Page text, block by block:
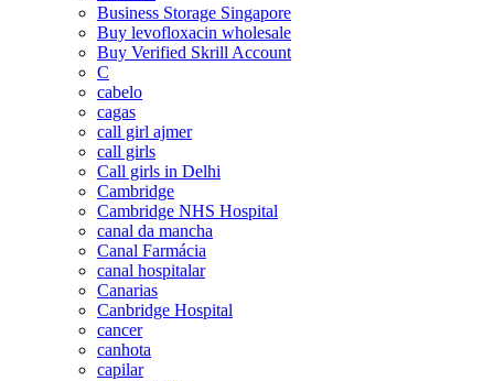
Business Storage Singapore
Buy levofloxacin wholesale
Buy Verified Skrill Account
C
cabelo
cagas
call girl ajmer
call girls
Call girls in Delhi
Cambridge
Cambridge NHS Hospital
canal da mancha
Canal Farmácia
canal hospitalar
Canarias
Canbridge Hospital
cancer
canhota
capilar